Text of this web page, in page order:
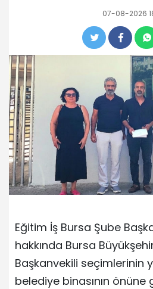
07-08-2026
Eğitim İş Bursa Şube
hakkında Bursa
Başkanvekili seçimlerinin
belediye binasının önüne